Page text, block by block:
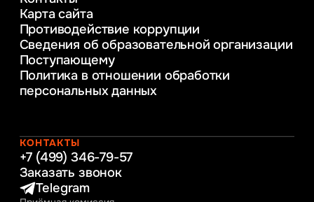
предприятия
Уголовное право
Информационные технологии в бизнесе
Информационное и программное
обеспечение бизнес процессов
Управление человеческими ресурсами
Интернет-маркетинг
Карта сайта
Противодействие коррупции
Сведения об образовательной организации
Поступающему
Политика в отношении обработки
персональных данных
КОНТАКТЫ
+7 (499) 346-79-57
Заказать звонок
Telegram